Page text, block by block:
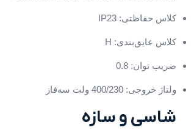
کلاس حفاظتی: IP23
کلاس عایق‌بندی: H
ضریب توان: 0.8
ولتاژ خروجی: 400/230 ولت سه‌فاز
شاسی و سازه